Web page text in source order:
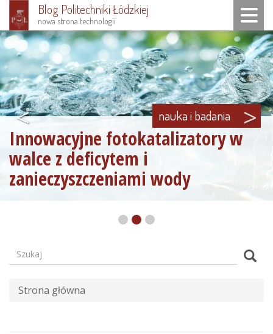
Przejdź
do
treści
Blog Politechniki Łódzkiej
nowa strona technologii
Toggle
Innowacyjne fotokatalizatory w
walce z deficytem i
zanieczyszczeniami wody
nauka i badania
< >
Formularz
wyszukiwania
Szukaj
Strona główna